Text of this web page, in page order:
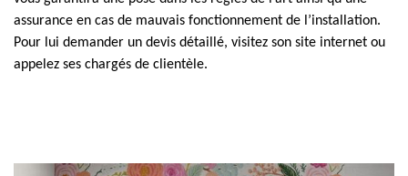
assurance en cas de mauvais fonctionnement de l’installation.
Pour lui demander un devis détaillé, visitez son site internet ou
appelez ses chargés de clientèle.